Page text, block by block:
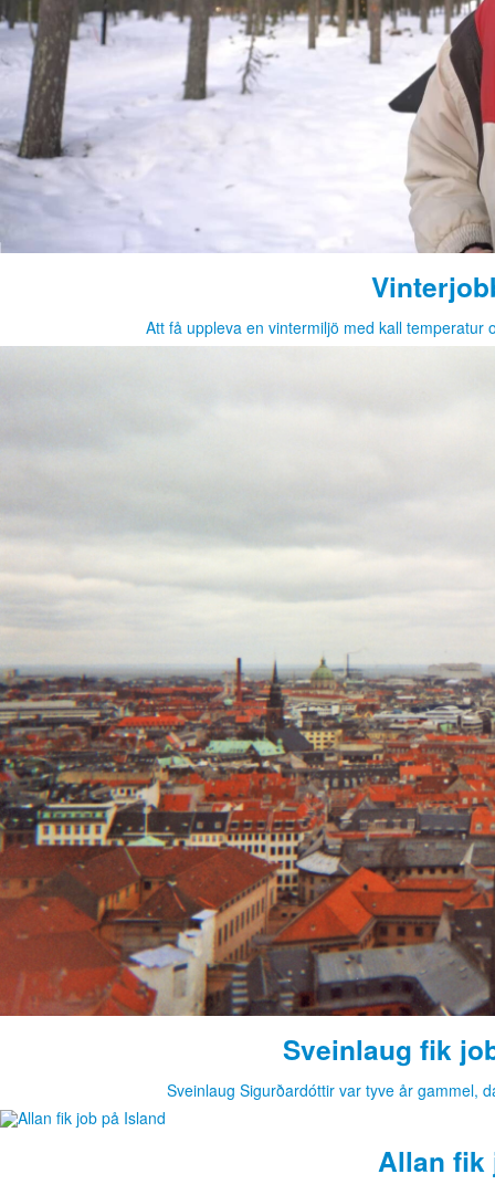
Att få uppleva en vintermiljö med kall
Sveinlaug fik
Sveinlaug Sigurðardóttir var tyve år gammel,
Allan fik